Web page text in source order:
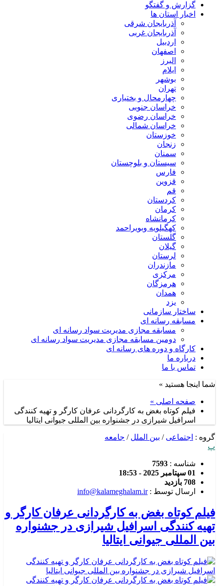
گزارش و گفتگو
اخبار استان ها
آذربایجان شرقی
آذربایجان غربی
اردبیل
اصفهان
البرز
ایلام
بوشهر
تهران
چهارمحال و بختیاری
خراسان جنوبی
خراسان رضوی
خراسان شمالی
خوزستان
زنجان
سمنان
سیستان و بلوچستان
فارس
قزوین
قم
کردستان
کرمان
کرمانشاه
کهگیلویه وبویراحمد
گلستان
گیلان
لرستان
مازندران
مرکزی
هرمزگان
همدان
یزد
ساختار سازمانی
مسابقه رسانه ای
مسابقه مجازی مدیریت سواد رسانه ای
دومین مسابقه مجازی مدیریت سواد رسانه ای
کارگاه و دوره های رسانه ای
درباره ما
تماس با ما
شما اینجا هستید »
صفحه اصلی »
فیلم کوتاه بغض به کارگردانی عرفان کارگر و تهیه کنندگی
اسرافیل شیرازی در جشنواره بین المللی جیوانی ایتالیا
گروه : اجتماعی / بین الملل / جامعه
پ
شناسه : 7593
01 سپتامبر 2025 - 18:53
708 بازدید
ارسال توسط :info@kalameghalam.ir
فیلم کوتاه بغض به کارگردانی عرفان کارگر و
تهیه کنندگی اسرافیل شیرازی در جشنواره
بین المللی جیوانی ایتالیا